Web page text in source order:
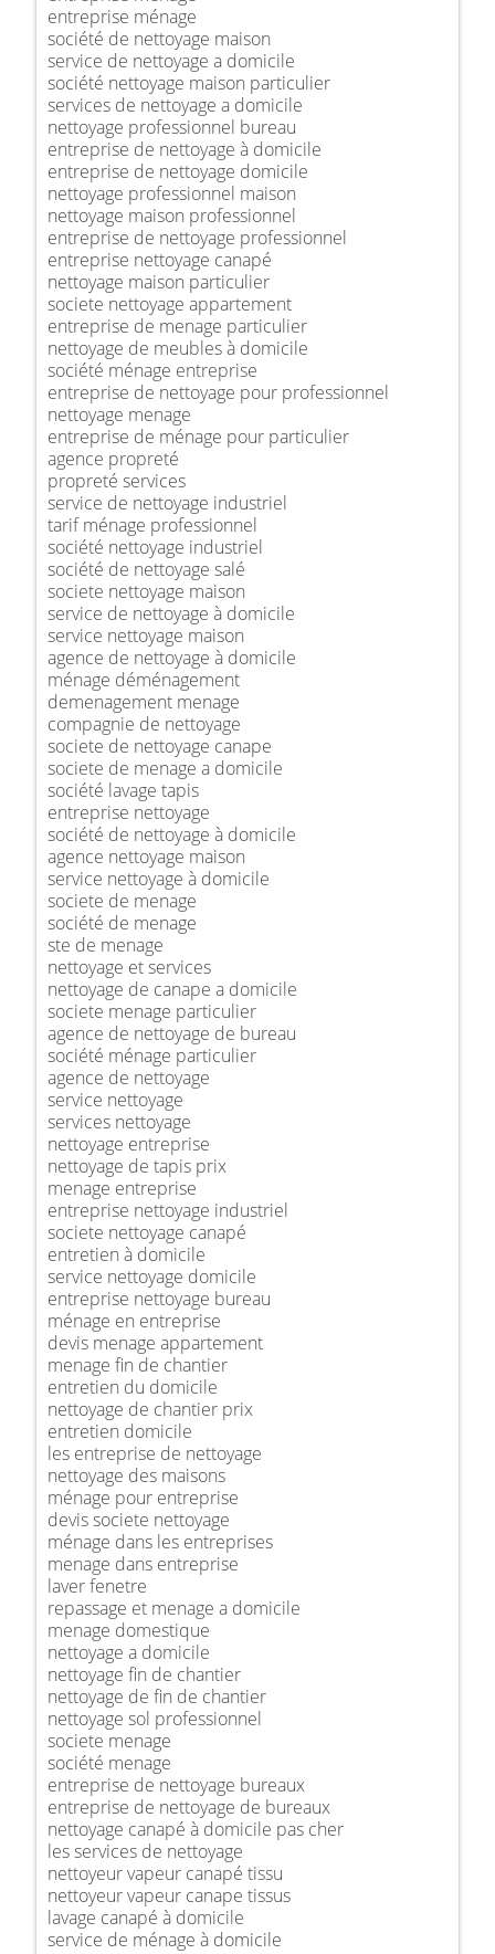
entreprise ménage
société de nettoyage maison
service de nettoyage a domicile
société nettoyage maison particulier
services de nettoyage a domicile
nettoyage professionnel bureau
entreprise de nettoyage à domicile
entreprise de nettoyage domicile
nettoyage professionnel maison
nettoyage maison professionnel
entreprise de nettoyage professionnel
entreprise nettoyage canapé
nettoyage maison particulier
societe nettoyage appartement
entreprise de menage particulier
nettoyage de meubles à domicile
société ménage entreprise
entreprise de nettoyage pour professionnel
nettoyage menage
entreprise de ménage pour particulier
agence propreté
propreté services
service de nettoyage industriel
tarif ménage professionnel
société nettoyage industriel
société de nettoyage salé
societe nettoyage maison
service de nettoyage à domicile
service nettoyage maison
agence de nettoyage à domicile
ménage déménagement
demenagement menage
compagnie de nettoyage
societe de nettoyage canape
societe de menage a domicile
société lavage tapis
entreprise nettoyage
société de nettoyage à domicile
agence nettoyage maison
service nettoyage à domicile
societe de menage
société de menage
ste de menage
nettoyage et services
nettoyage de canape a domicile
societe menage particulier
agence de nettoyage de bureau
société ménage particulier
agence de nettoyage
service nettoyage
services nettoyage
nettoyage entreprise
nettoyage de tapis prix
menage entreprise
entreprise nettoyage industriel
societe nettoyage canapé
entretien à domicile
service nettoyage domicile
entreprise nettoyage bureau
ménage en entreprise
devis menage appartement
menage fin de chantier
entretien du domicile
nettoyage de chantier prix
entretien domicile
les entreprise de nettoyage
nettoyage des maisons
ménage pour entreprise
devis societe nettoyage
ménage dans les entreprises
menage dans entreprise
laver fenetre
repassage et menage a domicile
menage domestique
nettoyage a domicile
nettoyage fin de chantier
nettoyage de fin de chantier
nettoyage sol professionnel
societe menage
société menage
entreprise de nettoyage bureaux
entreprise de nettoyage de bureaux
nettoyage canapé à domicile pas cher
les services de nettoyage
nettoyeur vapeur canapé tissu
nettoyeur vapeur canape tissus
lavage canapé à domicile
service de ménage à domicile